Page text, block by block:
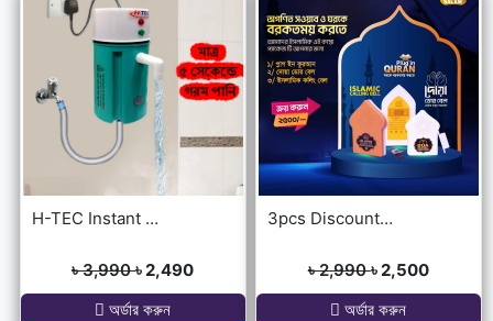
H-TEC Instant Portable Geyser
৳ 3,990৳ 2,490
অর্ডার করুন
3pcs Discount Package (Dua Door Bell, Islamic Calling Bell, Plug In Quran)
৳ 2,990৳ 2,500
অর্ডার করুন